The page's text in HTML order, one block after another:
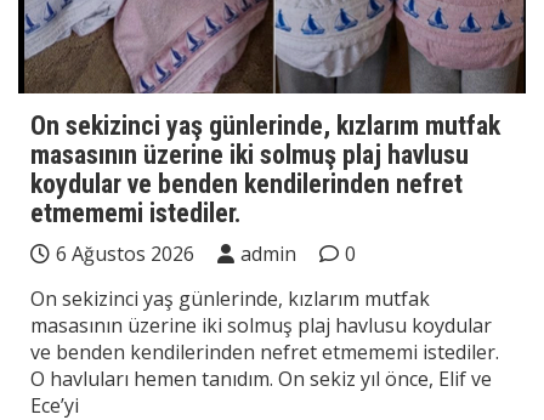
On sekizinci yaş günlerinde, kızlarım mutfak
masasının üzerine iki solmuş plaj havlusu
koydular ve benden kendilerinden nefret
etmememi istediler.
6 Ağustos 2026 admin
0
On sekizinci yaş günlerinde, kızlarım mutfak
masasının üzerine iki solmuş plaj havlusu koydular
ve benden kendilerinden nefret etmememi istediler.
O havluları hemen tanıdım. On sekiz yıl önce, Elif ve
Ece’yi